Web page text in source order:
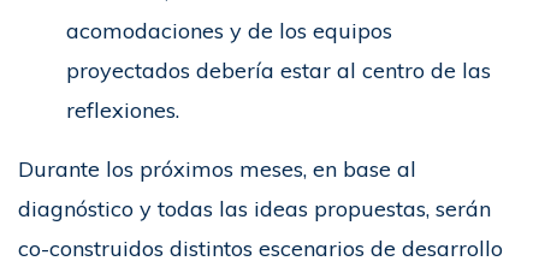
acomodaciones y de los equipos
proyectados debería estar al centro de las
reflexiones.
Durante los próximos meses, en base al
diagnóstico y todas las ideas propuestas, serán
co-construidos distintos escenarios de desarrollo